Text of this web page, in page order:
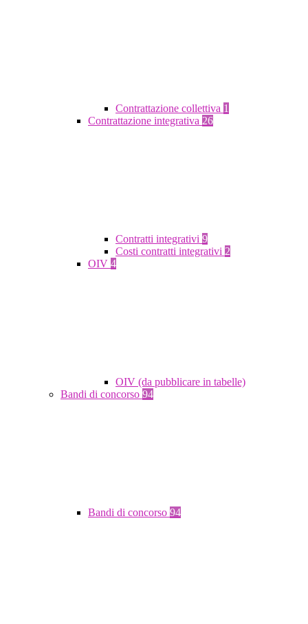
Contrattazione collettiva 1
Contrattazione integrativa 26
Contratti integrativi 9
Costi contratti integrativi 2
OIV 4
OIV (da pubblicare in tabelle)
Bandi di concorso 94
Bandi di concorso 94